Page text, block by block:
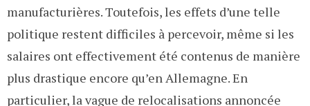
manufacturières. Toutefois, les effets d’une telle
politique restent difficiles à percevoir, même si les
salaires ont effectivement été contenus de manière
plus drastique encore qu’en Allemagne. En
particulier, la vague de relocalisations annoncée